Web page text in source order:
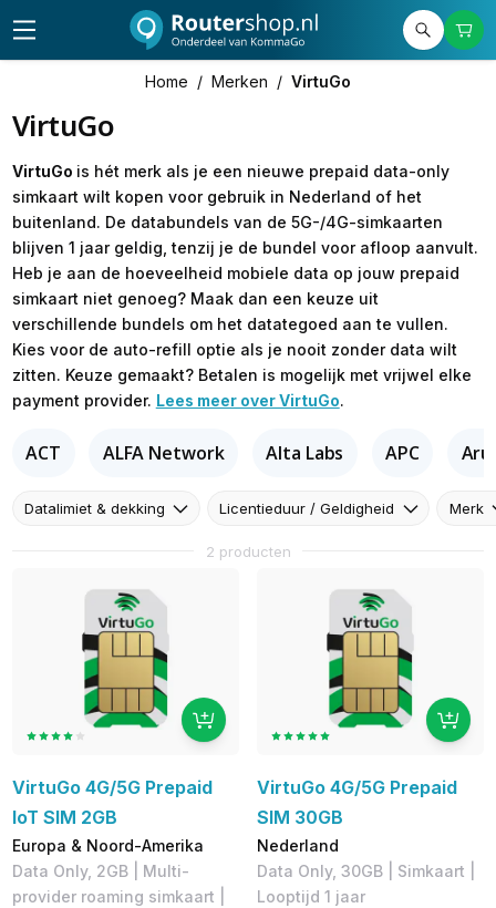
Home / Merken / VirtuGo
VirtuGo
VirtuGo is hét merk als je een nieuwe prepaid data-only
simkaart wilt kopen voor gebruik in Nederland of het
buitenland. De databundels van de 5G-/4G-simkaarten
blijven 1 jaar geldig, tenzij je de bundel voor afloop aanvult.
Heb je aan de hoeveelheid mobiele data op jouw prepaid
simkaart niet genoeg? Maak dan een keuze uit
verschillende bundels om het datategoed aan te vullen.
Kies voor de auto-refill optie als je nooit zonder data wilt
zitten. Keuze gemaakt? Betalen is mogelijk met vrijwel elke
payment provider. Lees meer over VirtuGo.
ACT ALFA Network Alta Labs APC
Datalimiet & dekking Licentieduur / Geldigheid Merk
2 producten
VirtuGo 4G/5G Prepaid
IoT SIM 2GB
Europa & Noord-Amerika
Data Only, 2GB | Multi-
provider roaming simkaart |
VirtuGo 4G/5G Prepaid
SIM 30GB
Nederland
Data Only, 30GB | Simkaart |
Looptijd 1 jaar